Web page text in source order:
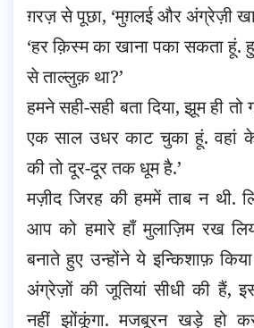
ग़रज़ से पूछा, ‘मुग़लई और अंग्रेज़ी
‘हर क़िस्म का खाना पका सकता
से ताल्लुक़ था?’
हमने सही-सही बता दिया, झूम ही
एक साल उधर काट चुका हूं. वहां
की तो दूर-दूर तक धूम है.’
मज़ीद जिरह की हममें ताब न थी.
आप को हमारे हाँ मुलाज़िम रख
बनाते हुए उन्होंने ये इन्किशाफ़
अंग्रेज़ों की जूतियां सीधी की हैं,
नहीं झोंकूंगा. मजबूरन खड़े हो